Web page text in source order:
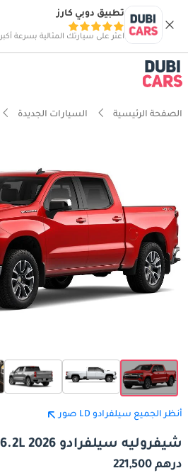
تطبيق دوبي كارز
اعثر على سيارتك المثالية بسرعة أكبر
الصفحة الرئيسية السيارات الجديدة
أنظر الجميع سيلفرادو LD صور
شيفروليه سيلفرادو LD ZR2 6.2L 2026
درهم 221,500